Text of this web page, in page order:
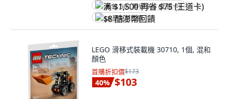
满 $1,500 再省 $75 (王道卡)
$8 酷澎幣回饋
LEGO 滑移式裝載機 30710, 1個, 混和
顏色
首購折扣價$173
40% $103